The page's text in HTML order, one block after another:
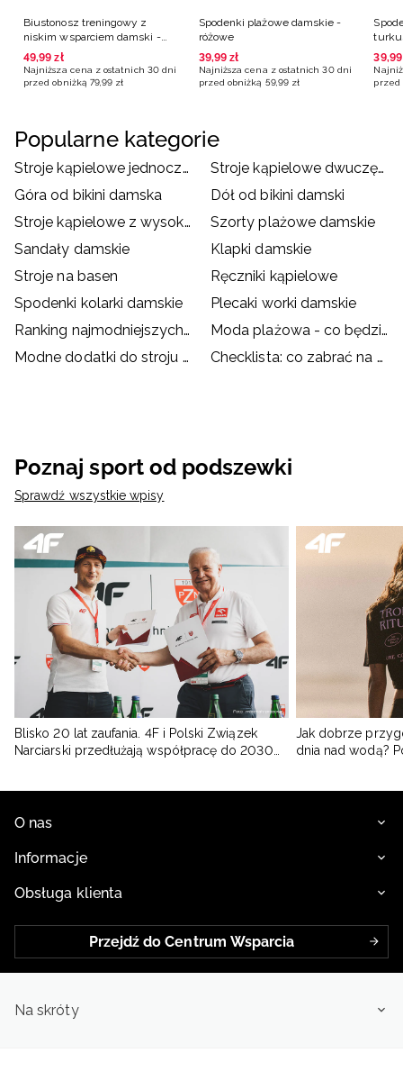
Biustonosz treningowy z
niskim wsparciem damski -
czarny
49,99 zł
Najniższa cena z ostatnich 30 dni
przed obniżką 79,99 zł
Spodenki plażowe damskie -
różowe
39,99 zł
Najniższa cena z ostatnich 30 dni
przed obniżką 59,99 zł
39,99
przed
Popularne kategorie
Stroje kąpielowe jednoczęściowe damskie
Stroje kąpielowe dwuczęściowe damskie
Góra od bikini damska
Dół od bikini damski
Stroje kąpielowe z wysokim stanem
Szorty plażowe damskie
Sandały damskie
Klapki damskie
Stroje na basen
Ręczniki kąpielowe
Spodenki kolarki damskie
Plecaki worki damskie
Ranking najmodniejszych strojów kąpielowych
Moda plażowa - co będzie hitem wakacji?
Modne dodatki do stroju kąpielowego
Checklista: co zabrać na basen?
Poznaj sport od podszewki
Sprawdź wszystkie wpisy
Blisko 20 lat zaufania. 4F i Polski Związek
Narciarski przedłużają współpracę do 2030
Jak dobrze
dnia nad wodą?
O nas
Informacje
Obsługa klienta
Przejdź do Centrum Wsparcia
Na skróty